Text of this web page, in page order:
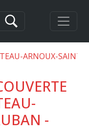
ARNOUX-SAINT-
-